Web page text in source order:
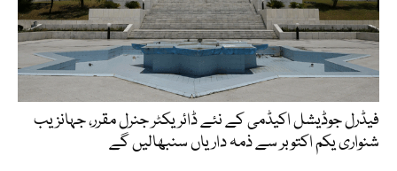
فیڈرل جوڈیشل اکیڈمی کے نئے ڈائریکٹر جنرل مقرر، جہانزیب
شنواری یکم اکتوبر سے ذمہ داریاں سنبھالیں گے